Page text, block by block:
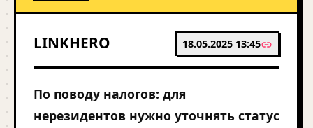
LINKHERO 18.05.2025 13:45
По поводу налогов: для
нерезидентов нужно уточнять статус